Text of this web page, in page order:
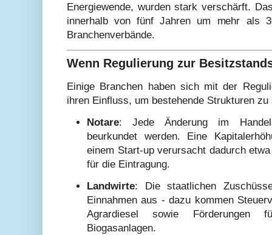
Energiewende, wurden stark verschärft.
innerhalb von fünf Jahren um mehr als
Branchenverbände.
Wenn Regulierung zur
Einige Branchen haben sich mit der
ihren Einfluss, um bestehende Strukturen zu
Notare: Jede Änderung im
beurkundet werden. Eine
einem Start-up verursacht dadurch
für die Eintragung.
Landwirte: Die staatlichen
Einnahmen aus - dazu kommen
Agrardiesel sowie
Biogasanlagen.